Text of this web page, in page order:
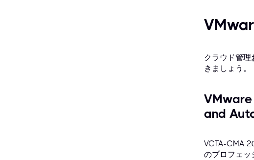
クラウド管
きましょう。
and
VCTA-CMA
のプロフェッ